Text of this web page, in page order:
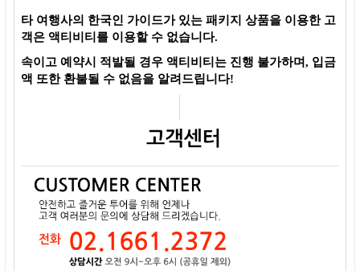
타 여행사의 한국인 가이드가 있는 패키지 상품을 이용한 고
객은 액티비티를 이용할 수 없습니다.
속이고 예약시 적발될 경우 액티비티는 진행 불가하며, 입금
액 또한 환불될 수 없음을 알려드립니다!